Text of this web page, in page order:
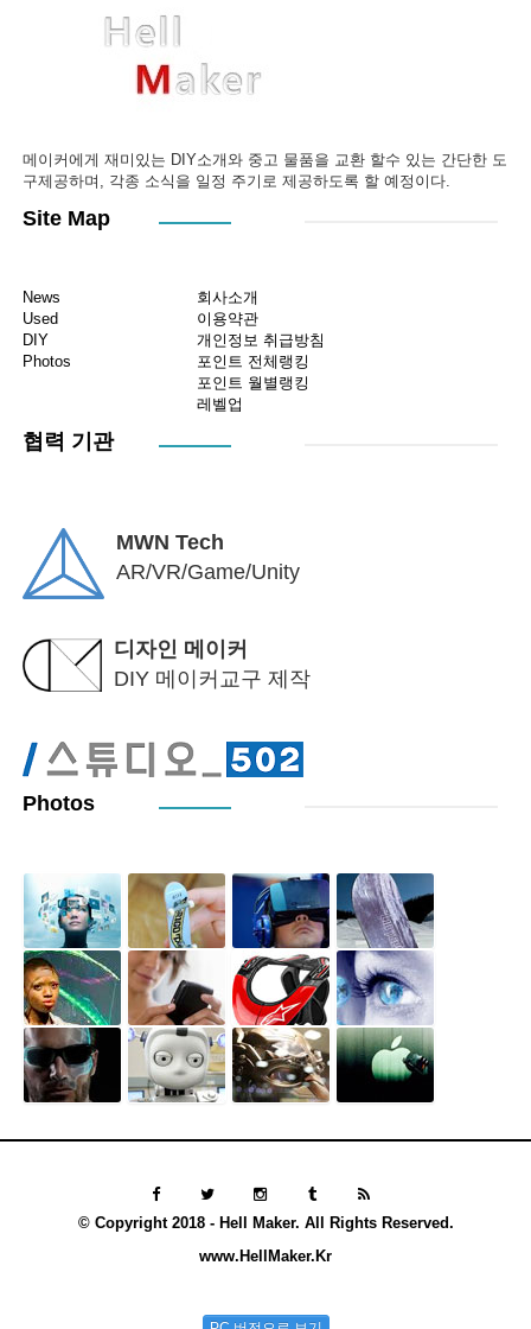
메이커에게 재미있는 DIY소개와 중고 물품을 교환 할수 있는 간단한 도
구제공하며, 각종 소식을 일정 주기로 제공하도록 할 예정이다.
Site Map
News
Used
DIY
Photos
회사소개
이용약관
개인정보 취급방침
포인트 전체랭킹
포인트 월별랭킹
레벨업
협력 기관
MWN Tech
AR/VR/Game/Unity
디자인 메이커
DIY 메이커교구 제작
Photos
© Copyright 2018 - Hell Maker. All Rights Reserved.
www.HellMaker.Kr